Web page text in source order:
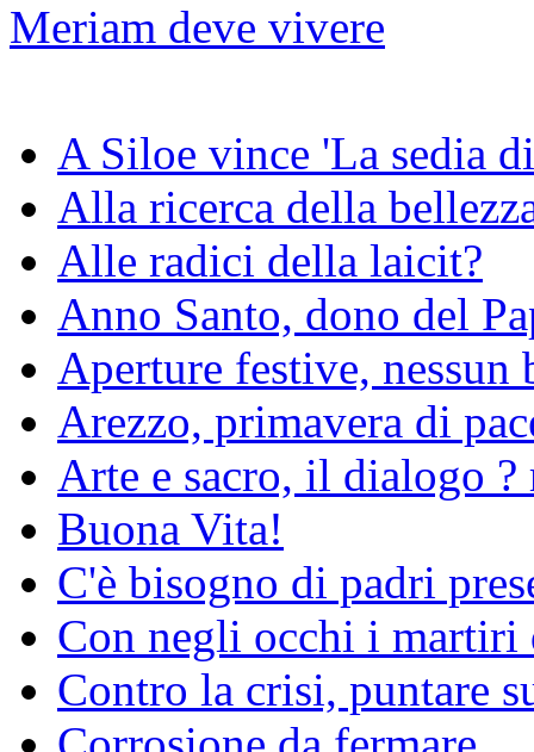
Meriam deve vivere
A Siloe vince 'La sedia
Alla ricerca della
Alle radici della laicit?
Anno Santo, dono del
Aperture festive, nessun
Arezzo, primavera di
Arte e sacro, il dialogo
Buona Vita!
C'è bisogno di padri
Con negli occhi i martiri
Contro la crisi, puntare